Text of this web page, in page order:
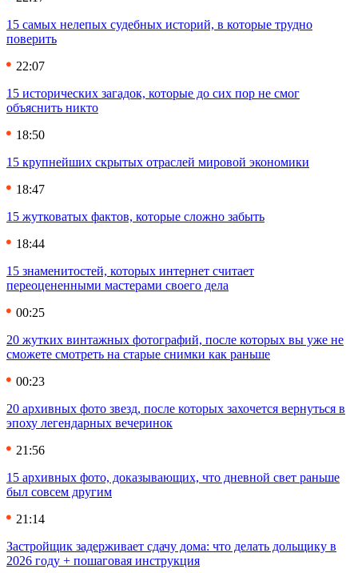
15 самых нелепых судебных историй, в которые трудно
поверить
22:07
15 исторических загадок, которые до сих пор не смог
объяснить никто
18:50
15 крупнейших скрытых отраслей мировой экономики
18:47
15 жутковатых фактов, которые сложно забыть
18:44
15 знаменитостей, которых интернет считает
переоцененными мастерами своего дела
00:25
20 жутких винтажных фотографий, после которых вы уже не
сможете смотреть на старые снимки как раньше
00:23
20 архивных фото звезд, после которых захочется вернуться в
эпоху легендарных вечеринок
21:56
15 архивных фото, доказывающих, что дневной свет раньше
был совсем другим
21:14
Застройщик задерживает сдачу дома: что делать дольщику в
2026 году + пошаговая инструкция